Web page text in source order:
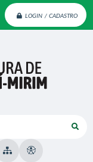
LOGIN / CADASTRO